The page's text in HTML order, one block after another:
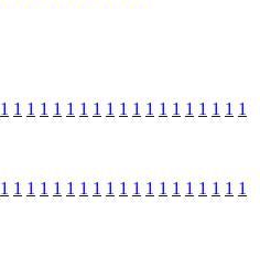
1 1 1 1 1 1 1 1 1 1 1 1 1 1 1 1 1 1 1
1 1 1 1 1 1 1 1 1 1 1 1 1 1 1 1 1 1 1